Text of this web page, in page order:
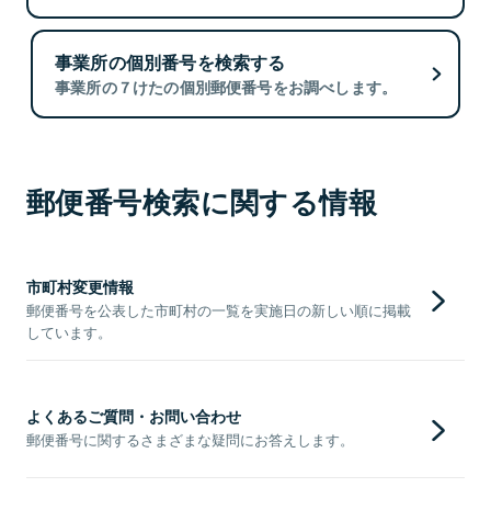
事業所の個別番号を検索する
事業所の７けたの個別郵便番号をお調べします。
郵便番号検索に関する情報
市町村変更情報
郵便番号を公表した市町村の一覧を実施日の新しい順に掲載
しています。
よくあるご質問・お問い合わせ
郵便番号に関するさまざまな疑問にお答えします。